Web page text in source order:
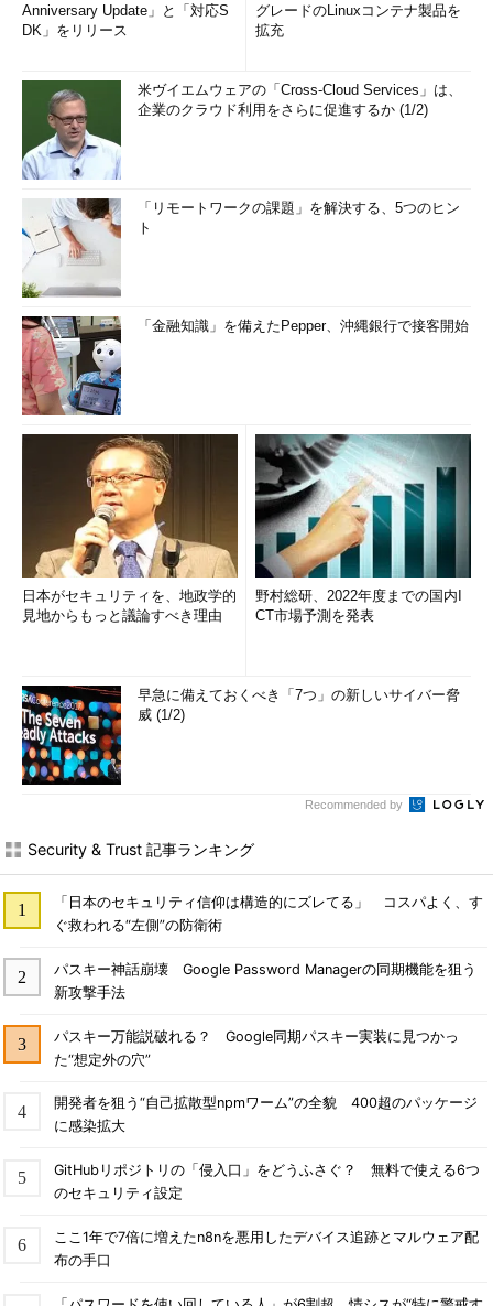
Anniversary Update」と「対応S
DK」をリリース
グレードのLinuxコンテナ製品を
拡充
米ヴイエムウェアの「Cross-Cloud Services」は、
企業のクラウド利用をさらに促進するか (1/2)
「リモートワークの課題」を解決する、5つのヒン
ト
「金融知識」を備えたPepper、沖縄銀行で接客開始
日本がセキュリティを、地政学的
見地からもっと議論すべき理由
野村総研、2022年度までの国内I
CT市場予測を発表
早急に備えておくべき「7つ」の新しいサイバー脅
威 (1/2)
Recommended by
Security & Trust 記事ランキング
「日本のセキュリティ信仰は構造的にズレてる」 コスパよく、す
ぐ救われる“左側”の防衛術
パスキー神話崩壊 Google Password Managerの同期機能を狙う
新攻撃手法
パスキー万能説破れる？ Google同期パスキー実装に見つかっ
た“想定外の穴”
開発者を狙う“自己拡散型npmワーム”の全貌 400超のパッケージ
に感染拡大
GitHubリポジトリの「侵入口」をどうふさぐ？ 無料で使える6つ
のセキュリティ設定
ここ1年で7倍に増えたn8nを悪用したデバイス追跡とマルウェア配
布の手口